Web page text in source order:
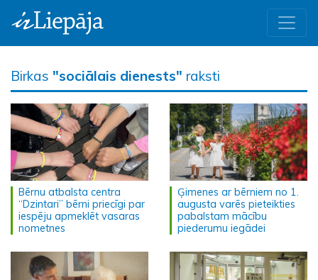
Birkas "sociālais dienests" raksti
Bērnu atbalsta centra
“Dzintari” bērni priecīgi par
iespēju apmeklēt vasaras
nometnes
Ģimenes ar bērniem no 1.
augusta varēs pieteikties
pabalstam mācību
piederumu iegādei